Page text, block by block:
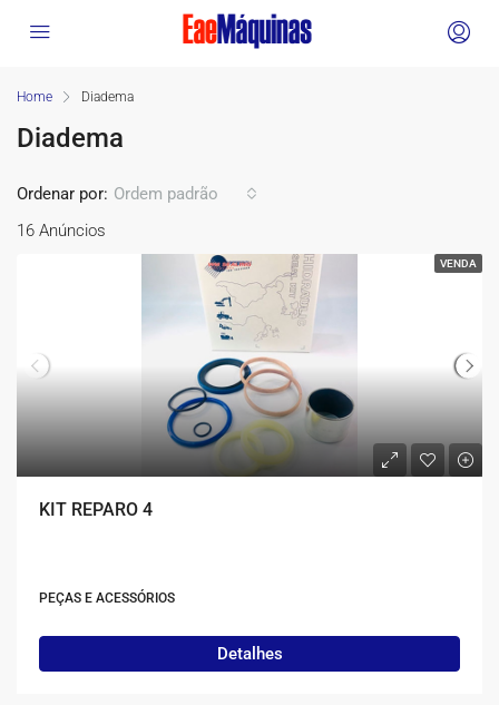
Home Diadema
Diadema
16 Anúncios
Ordenar por: Ordem padrão
VENDA
KIT REPARO 4
PEÇAS E ACESSÓRIOS
Detalhes